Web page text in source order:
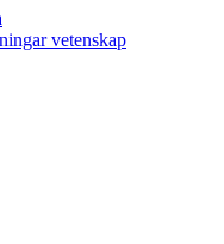
vetenskap